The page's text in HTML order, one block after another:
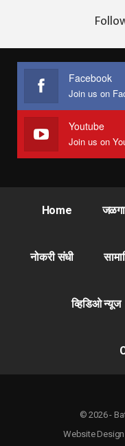
Facebook
Youtube
Join us on
Home
नोकरी संधी
व्हिडिओ न्यूज
© 2026 -
Website Design